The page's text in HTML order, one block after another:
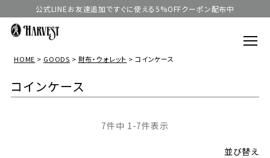
公式LINEお友達追加ですぐに使える5%OFFクーポン配布中
HOME GOODS 財布・ウォレット コインケース
コインケース
並び替え
7件中 1 -7件表示